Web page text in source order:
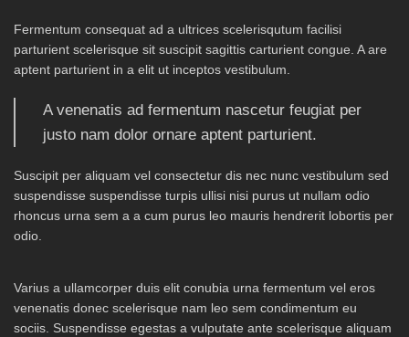
Fermentum consequat ad a ultrices scelerisqutum facilisi
parturient scelerisque sit suscipit sagittis carturient congue. A are
aptent parturient in a elit ut inceptos vestibulum.
A venenatis ad fermentum nascetur feugiat per
justo nam dolor ornare aptent parturient.
Suscipit per aliquam vel consectetur dis nec nunc vestibulum sed
suspendisse suspendisse turpis ullisi nisi purus ut nullam odio
rhoncus urna sem a a cum purus leo mauris hendrerit lobortis per
odio.
Varius a ullamcorper duis elit conubia urna fermentum vel eros
venenatis donec scelerisque nam leo sem condimentum eu
sociis. Suspendisse egestas a vulputate ante scelerisque aliquam